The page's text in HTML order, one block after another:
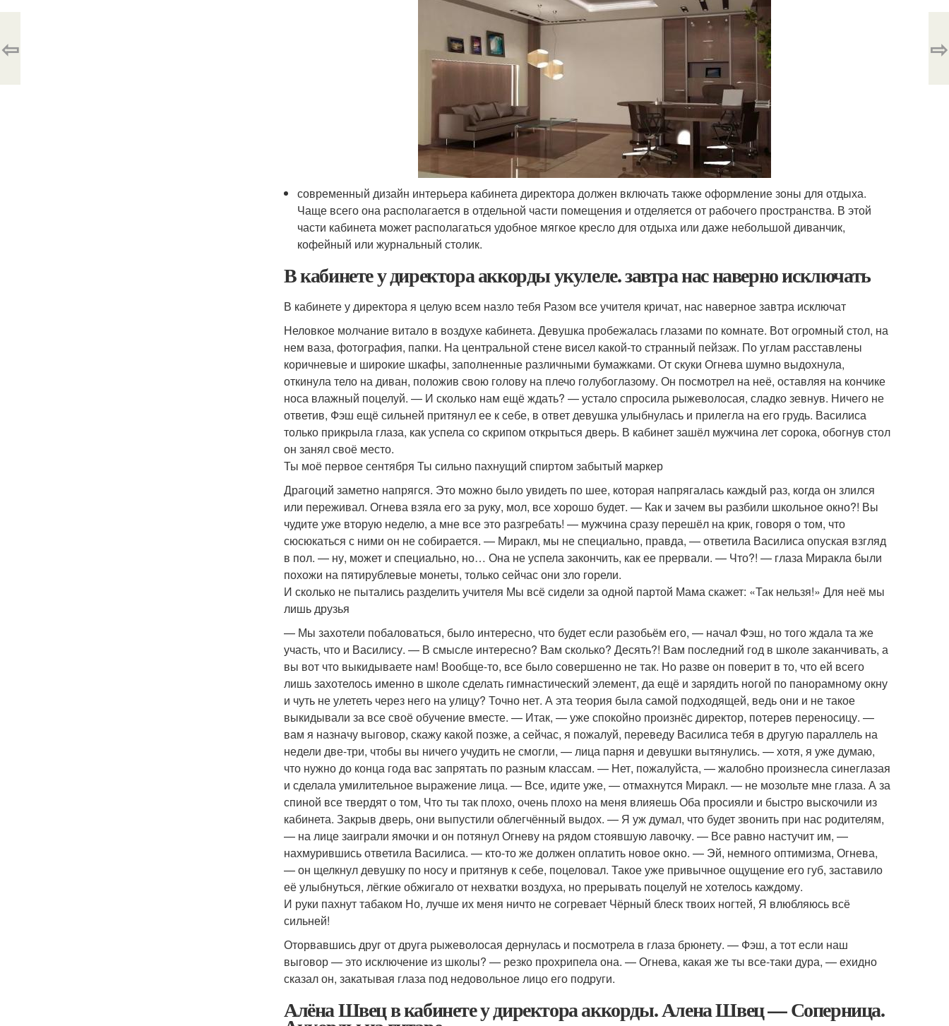
современный дизайн интерьера кабинета директора должен включать также оформление зоны для отдыха.
Чаще всего она располагается в отдельной части помещения и отделяется от рабочего пространства. В этой
части кабинета может располагаться удобное мягкое кресло для отдыха или даже небольшой диванчик,
кофейный или журнальный столик.
В кабинете у директора аккорды укулеле. завтра нас наверно исключать
В кабинете у директора я целую всем назло тебя Разом все учителя кричат, нас наверное завтра исключат
Неловкое молчание витало в воздухе кабинета. Девушка пробежалась глазами по комнате. Вот огромный стол, на
нем ваза, фотография, папки. На центральной стене висел какой-то странный пейзаж. По углам расставлены
коричневые и широкие шкафы, заполненные различными бумажками. От скуки Огнева шумно выдохнула,
откинула тело на диван, положив свою голову на плечо голубоглазому. Он посмотрел на неё, оставляя на кончике
носа влажный поцелуй. — И сколько нам ещё ждать? — устало спросила рыжеволосая, сладко зевнув. Ничего не
ответив, Фэш ещё сильней притянул ее к себе, в ответ девушка улыбнулась и прилегла на его грудь. Василиса
только прикрыла глаза, как успела со скрипом открыться дверь. В кабинет зашёл мужчина лет сорока, обогнув стол
он занял своё место.
Ты моё первое сентября Ты сильно пахнущий спиртом забытый маркер
Драгоций заметно напрягся. Это можно было увидеть по шее, которая напрягалась каждый раз, когда он злился
или переживал. Огнева взяла его за руку, мол, все хорошо будет. — Как и зачем вы разбили школьное окно?! Вы
чудите уже вторую неделю, а мне все это разгребать! — мужчина сразу перешёл на крик, говоря о том, что
сюсюкаться с ними он не собирается. — Миракл, мы не специально, правда, — ответила Василиса опуская взгляд
в пол. — ну, может и специально, но… Она не успела закончить, как ее прервали. — Что?! — глаза Миракла были
похожи на пятирублевые монеты, только сейчас они зло горели.
И сколько не пытались разделить учителя Мы всё сидели за одной партой Мама скажет: «Так нельзя!» Для неё мы
лишь друзья
— Мы захотели побаловаться, было интересно, что будет если разобьём его, — начал Фэш, но того ждала та же
участь, что и Василису. — В смысле интересно? Вам сколько? Десять?! Вам последний год в школе заканчивать, а
вы вот что выкидываете нам! Вообще-то, все было совершенно не так. Но разве он поверит в то, что ей всего
лишь захотелось именно в школе сделать гимнастический элемент, да ещё и зарядить ногой по панорамному окну
и чуть не улететь через него на улицу? Точно нет. А эта теория была самой подходящей, ведь они и не такое
выкидывали за все своё обучение вместе. — Итак, — уже спокойно произнёс директор, потерев переносицу. —
вам я назначу выговор, скажу какой позже, а сейчас, я пожалуй, переведу Василиса тебя в другую параллель на
недели две-три, чтобы вы ничего учудить не смогли, — лица парня и девушки вытянулись. — хотя, я уже думаю,
что нужно до конца года вас запрятать по разным классам. — Нет, пожалуйста, — жалобно произнесла синеглазая
и сделала умилительное выражение лица. — Все, идите уже, — отмахнутся Миракл. — не мозольте мне глаза. А за
спиной все твердят о том, Что ты так плохо, очень плохо на меня влияешь Оба просияли и быстро выскочили из
кабинета. Закрыв дверь, они выпустили облегчённый выдох. — Я уж думал, что будет звонить при нас родителям,
— на лице заиграли ямочки и он потянул Огневу на рядом стоявшую лавочку. — Все равно настучит им, —
нахмурившись ответила Василиса. — кто-то же должен оплатить новое окно. — Эй, немного оптимизма, Огнева,
— он щелкнул девушку по носу и притянув к себе, поцеловал. Такое уже привычное ощущение его губ, заставило
её улыбнуться, лёгкие обжигало от нехватки воздуха, но прерывать поцелуй не хотелось каждому.
И руки пахнут табаком Но, лучше их меня ничто не согревает Чёрный блеск твоих ногтей, Я влюбляюсь всё
сильней!
Оторвавшись друг от друга рыжеволосая дернулась и посмотрела в глаза брюнету. — Фэш, а тот если наш
выговор — это исключение из школы? — резко прохрипела она. — Огнева, какая же ты все-таки дура, — ехидно
сказал он, закатывая глаза под недовольное лицо его подруги.
Алёна Швец в кабинете у директора аккорды. Алена Швец — Соперница.
⇦ ⇨